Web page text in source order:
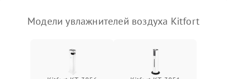
Модели увлажнителей воздуха Kitfort